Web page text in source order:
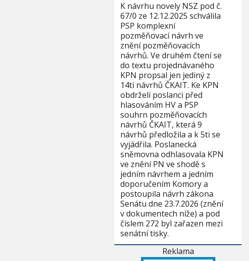
K návrhu novely NSZ pod č.
67/0 ze 12.12.2025 schválila
PSP komplexní
pozměňovací návrh ve
znění pozměňovacích
návrhů. Ve druhém čtení se
do textu projednávaného
KPN propsal jen jediný z
14ti návrhů ČKAIT. Ke KPN
obdrželi poslanci před
hlasováním HV a PSP
souhrn pozměňovacích
návrhů ČKAIT, která 9
návrhů předložila a k 5ti se
vyjádřila. Poslanecká
sněmovna odhlasovala KPN
ve znění PN ve shodě s
jedním návrhem a jedním
doporučením Komory a
postoupila návrh zákona
Senátu dne 23.7.2026 (znění
v dokumentech níže) a pod
číslem 272 byl zařazen mezi
senátní tisky.
Reklama